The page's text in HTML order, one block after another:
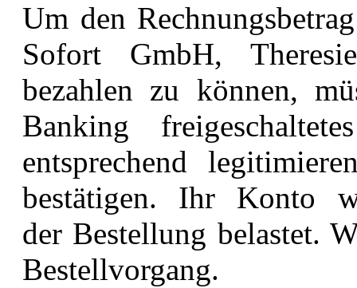
Um den
Sofort GmbH,
bezahlen zu können,
Banking
entsprechend
bestätigen. Ihr Konto
der Bestellung belastet.
Bestellvorgang.